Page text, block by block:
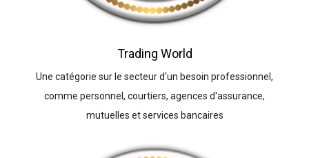
Trading World
Une catégorie sur le secteur d'un besoin professionnel,
comme personnel, courtiers, agences d'assurance,
mutuelles et services bancaires